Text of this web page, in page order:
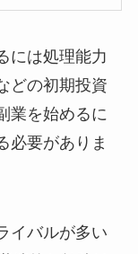
には処理能力
どの初期投資
業を始めるに
必要がありま
イバルが多い